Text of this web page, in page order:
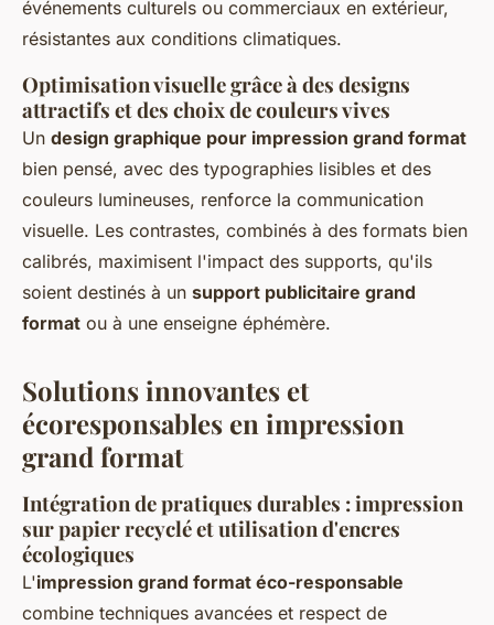
événements culturels ou commerciaux en extérieur,
résistantes aux conditions climatiques.
Optimisation visuelle grâce à des designs
attractifs et des choix de couleurs vives
Un design graphique pour impression grand format
bien pensé, avec des typographies lisibles et des
couleurs lumineuses, renforce la communication
visuelle. Les contrastes, combinés à des formats bien
calibrés, maximisent l'impact des supports, qu'ils
soient destinés à un support publicitaire grand
format ou à une enseigne éphémère.
Solutions innovantes et
écoresponsables en impression
grand format
Intégration de pratiques durables : impression
sur papier recyclé et utilisation d'encres
écologiques
L'impression grand format éco-responsable
combine techniques avancées et respect de